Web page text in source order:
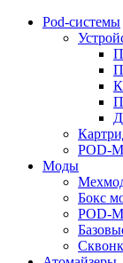
Pod-системы
POD-
Моды
Бокс
POD-